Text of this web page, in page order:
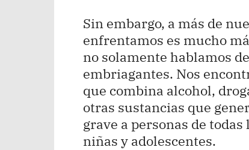
Sin embargo, a más de
enfrentamos es mucho
no solamente hablamos
embriagantes. Nos
que combina alcohol,
otras sustancias que
grave a personas de
niñas y adolescentes.